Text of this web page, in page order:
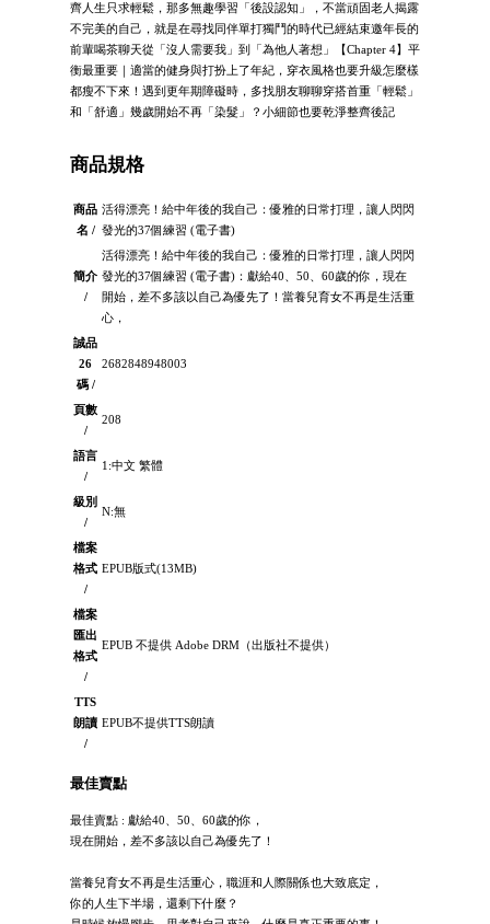
齊人生只求輕鬆，那多無趣學習「後設認知」，不當頑固老人揭露
不完美的自己，就是在尋找同伴單打獨鬥的時代已經結束邀年長的
前輩喝茶聊天從「沒人需要我」到「為他人著想」【Chapter 4】平
衡最重要｜適當的健身與打扮上了年紀，穿衣風格也要升級怎麼樣
都瘦不下來！遇到更年期障礙時，多找朋友聊聊穿搭首重「輕鬆」
和「舒適」幾歲開始不再「染髮」？小細節也要乾淨整齊後記
商品規格
商品
名 /
活得漂亮！給中年後的我自己：優雅的日常打理，讓人閃閃
發光的37個練習 (電子書)
簡介
/
活得漂亮！給中年後的我自己：優雅的日常打理，讓人閃閃
發光的37個練習 (電子書)：獻給40、50、60歲的你，現在
開始，差不多該以自己為優先了！當養兒育女不再是生活重
心，
誠品
26
碼 /
2682848948003
頁數
/
208
語言
/
1:中文 繁體
級別
/
N:無
檔案
格式
/
EPUB版式(13MB)
檔案
匯出
格式
/
EPUB 不提供 Adobe DRM（出版社不提供）
TTS
朗讀
/
EPUB不提供TTS朗讀
最佳賣點
最佳賣點 : 獻給40、50、60歲的你，
現在開始，差不多該以自己為優先了！
當養兒育女不再是生活重心，職涯和人際關係也大致底定，
你的人生下半場，還剩下什麼？